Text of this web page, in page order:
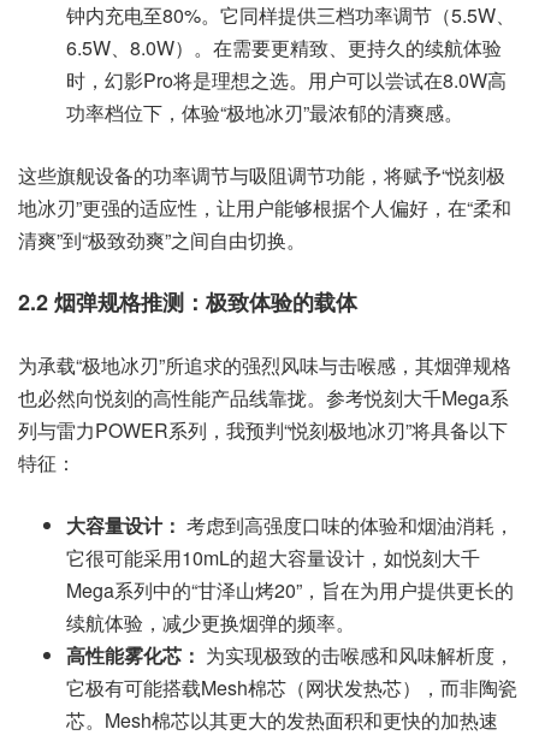
钟内充电至80%。它同样提供三档功率调节（5.5W、
6.5W、8.0W）。在需要更精致、更持久的续航体验
时，幻影Pro将是理想之选。用户可以尝试在8.0W高
功率档位下，体验“极地冰刃”最浓郁的清爽感。
这些旗舰设备的功率调节与吸阻调节功能，将赋予“悦刻极
地冰刃”更强的适应性，让用户能够根据个人偏好，在“柔和
清爽”到“极致劲爽”之间自由切换。
2.2 烟弹规格推测：极致体验的载体
为承载“极地冰刃”所追求的强烈风味与击喉感，其烟弹规格
也必然向悦刻的高性能产品线靠拢。参考悦刻大千Mega系
列与雷力POWER系列，我预判“悦刻极地冰刃”将具备以下
特征：
大容量设计： 考虑到高强度口味的体验和烟油消耗，
它很可能采用10mL的超大容量设计，如悦刻大千
Mega系列中的“甘泽山烤20”，旨在为用户提供更长的
续航体验，减少更换烟弹的频率。
高性能雾化芯： 为实现极致的击喉感和风味解析度，
它极有可能搭载Mesh棉芯（网状发热芯），而非陶瓷
芯。Mesh棉芯以其更大的发热面积和更快的加热速